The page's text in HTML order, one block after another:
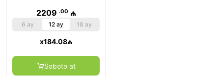
2209 .00 ₼
6 ay 12 ay 18 ay
x184.08₼
Səbətə at